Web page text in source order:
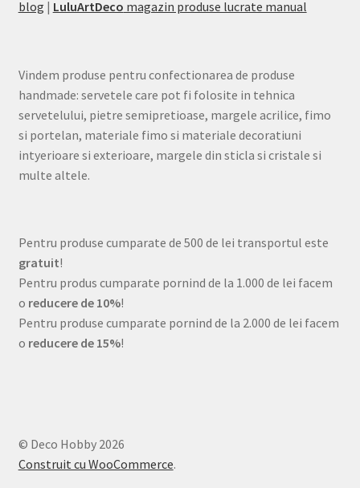
blog | LuluArtDeco magazin produse lucrate manual
Vindem produse pentru confectionarea de produse
handmade: servetele care pot fi folosite in tehnica
servetelului, pietre semipretioase, margele acrilice, fimo
si portelan, materiale fimo si materiale decoratiuni
intyerioare si exterioare, margele din sticla si cristale si
multe altele.
Pentru produse cumparate de 500 de lei transportul este
gratuit!
Pentru produs cumparate pornind de la 1.000 de lei facem
o reducere de 10%!
Pentru produse cumparate pornind de la 2.000 de lei facem
o reducere de 15%!
© Deco Hobby 2026
Construit cu WooCommerce.